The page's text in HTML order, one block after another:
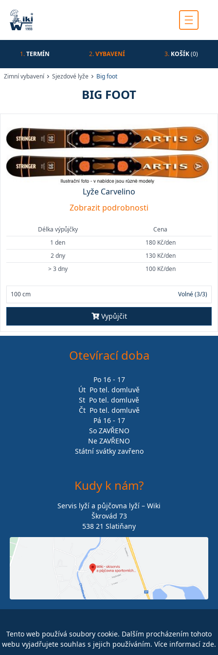
1.TERMÍN 2.VYBAVENÍ 3. KOŠÍK(0)
Zimní vybavení Sjezdové lyže Big foot
BIG FOOT
Lyže Carvelino
Zobrazit podrobnosti
Délka výpůjčky
1 den
2 dny
> 3 dny
Cena
180 Kč/den
130 Kč/den
100 Kč/den
100 cm Volné (3/3)
Vypůjčit
Otevírací doba
Po 16 - 17
Út Po tel. domluvě
St Po tel. domluvě
Čt Po tel. domluvě
Pá 16 - 17
So ZAVŘENO
Ne ZAVŘENO
Státní svátky zavřeno
Kudy k nám?
Servis lyží a půjčovna lyží – Wiki
Škrovád 73
538 21 Slatiňany
www.wiki.cz
Facebook
Tento web používá soubory cookie. Dalším procházením tohoto
webu vyjadřujete souhlas s jejich používáním. Více informací zde.